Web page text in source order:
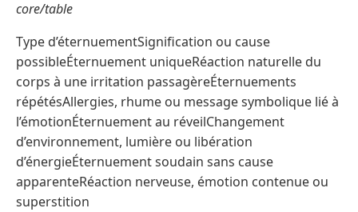
core/table
Type d’éternuementSignification ou cause
possibleÉternuement uniqueRéaction naturelle du
corps à une irritation passagèreÉternuements
répétésAllergies, rhume ou message symbolique lié à
l’émotionÉternuement au réveilChangement
d’environnement, lumière ou libération
d’énergieÉternuement soudain sans cause
apparenteRéaction nerveuse, émotion contenue ou
superstition